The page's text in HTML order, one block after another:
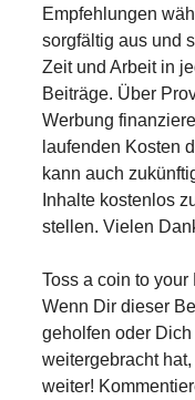
Empfehlungen
sorgfältig aus und
Zeit und Arbeit in
Beiträge. Über
Werbung
laufenden Kosten
kann auch
Inhalte kostenlos
stellen. Vielen
Toss a coin to your
Wenn Dir dieser
geholfen oder
weitergebracht
weiter!